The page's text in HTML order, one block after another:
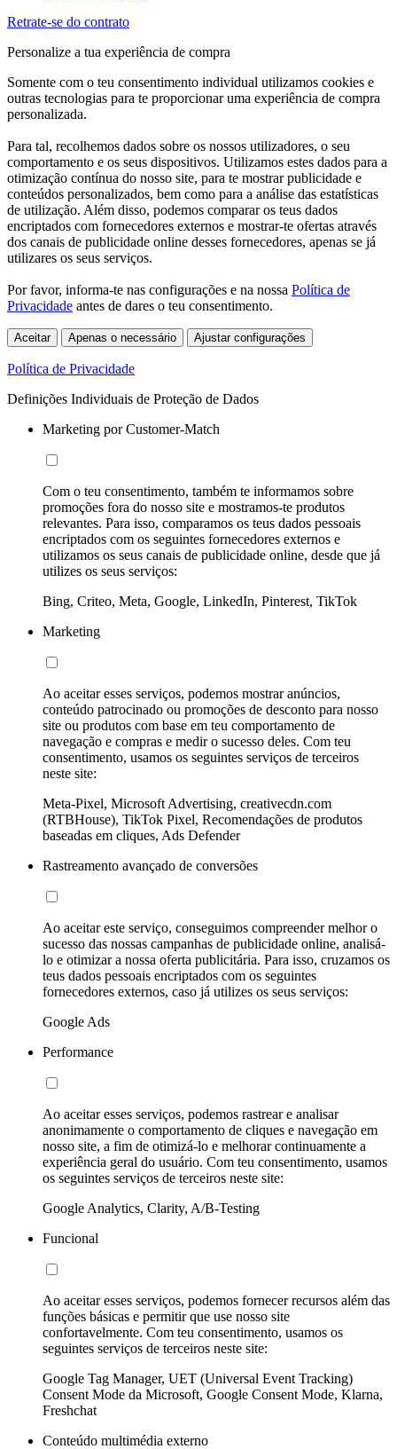
Retrate-se do contrato
Personalize a tua experiência de compra
Somente com o teu consentimento individual utilizamos cookies e
outras tecnologias para te proporcionar uma experiência de compra
personalizada.
Para tal, recolhemos dados sobre os nossos utilizadores, o seu
comportamento e os seus dispositivos. Utilizamos estes dados para a
otimização contínua do nosso site, para te mostrar publicidade e
conteúdos personalizados, bem como para a análise das estatísticas
de utilização. Além disso, podemos comparar os teus dados
encriptados com fornecedores externos e mostrar-te ofertas através
dos canais de publicidade online desses fornecedores, apenas se já
utilizares os seus serviços.
Por favor, informa-te nas configurações e na nossa Política de
Privacidade antes de dares o teu consentimento.
Aceitar Apenas o necessário Ajustar configurações
Política de Privacidade
Definições Individuais de Proteção de Dados
Marketing por Customer-Match
Com o teu consentimento, também te informamos sobre
promoções fora do nosso site e mostramos-te produtos
relevantes. Para isso, comparamos os teus dados pessoais
encriptados com os seguintes fornecedores externos e
utilizamos os seus canais de publicidade online, desde que já
utilizes os seus serviços:
Bing, Criteo, Meta, Google, LinkedIn, Pinterest, TikTok
Marketing
Ao aceitar esses serviços, podemos mostrar anúncios,
conteúdo patrocinado ou promoções de desconto para nosso
site ou produtos com base em teu comportamento de
navegação e compras e medir o sucesso deles. Com teu
consentimento, usamos os seguintes serviços de terceiros
neste site:
Meta-Pixel, Microsoft Advertising, creativecdn.com
(RTBHouse), TikTok Pixel, Recomendações de produtos
baseadas em cliques, Ads Defender
Rastreamento avançado de conversões
Ao aceitar este serviço, conseguimos compreender melhor o
sucesso das nossas campanhas de publicidade online, analisá-
lo e otimizar a nossa oferta publicitária. Para isso, cruzamos os
teus dados pessoais encriptados com os seguintes
fornecedores externos, caso já utilizes os seus serviços:
Google Ads
Performance
Ao aceitar esses serviços, podemos rastrear e analisar
anonimamente o comportamento de cliques e navegação em
nosso site, a fim de otimizá-lo e melhorar continuamente a
experiência geral do usuário. Com teu consentimento, usamos
os seguintes serviços de terceiros neste site:
Google Analytics, Clarity, A/B-Testing
Funcional
Ao aceitar esses serviços, podemos fornecer recursos além das
funções básicas e permitir que use nosso site
confortavelmente. Com teu consentimento, usamos os
seguintes serviços de terceiros neste site:
Google Tag Manager, UET (Universal Event Tracking)
Consent Mode da Microsoft, Google Consent Mode, Klarna,
Freshchat
Conteúdo multimédia externo